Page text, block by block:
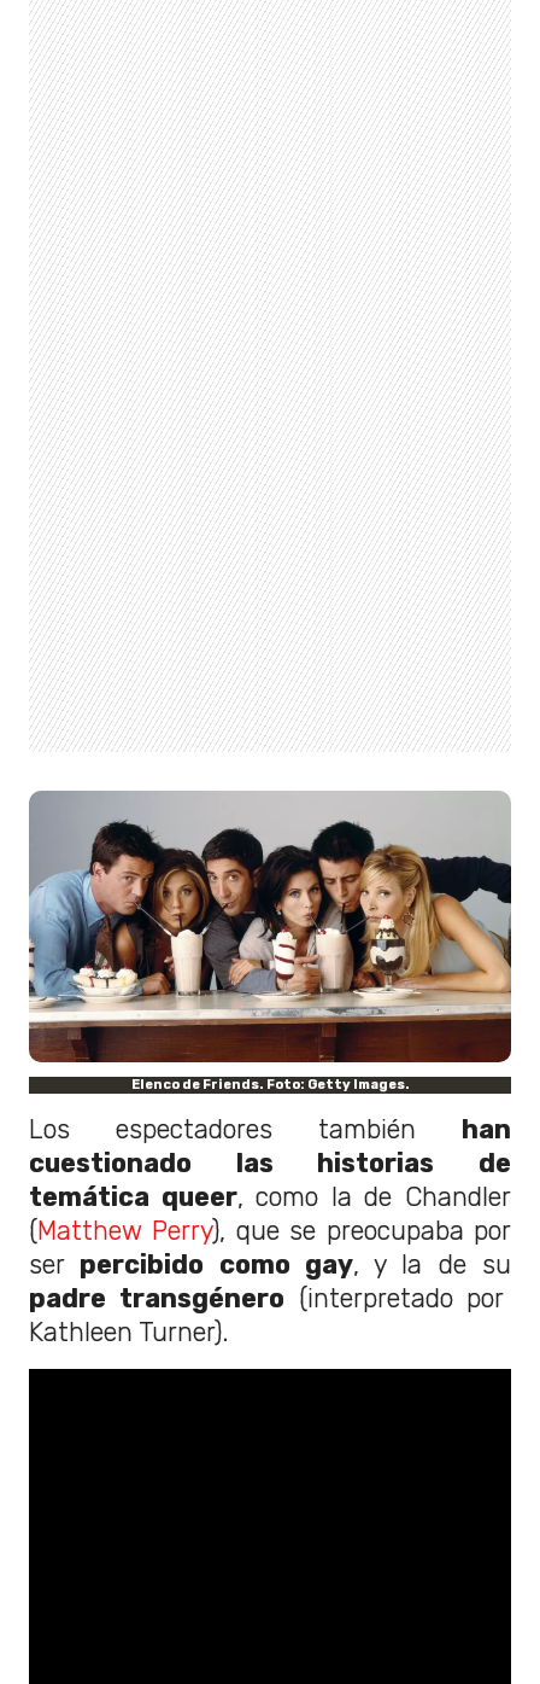
Elenco de Friends. Foto: Getty Images.
Los espectadores también han
cuestionado las historias de
temática queer, como la de Chandler
(Matthew Perry), que se preocupaba por
ser percibido como gay, y la de su
padre transgénero (interpretado por
Kathleen Turner).